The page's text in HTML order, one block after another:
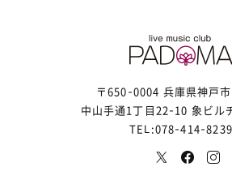
〒650-0004 兵庫県神戸
中山手通1丁目22-10 象ビル
TEL:078-414-8239